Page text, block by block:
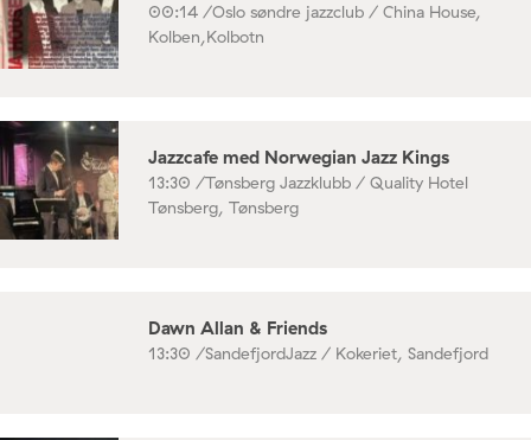
00:14 /Oslo søndre jazzclub / China House,
Kolben,Kolbotn
Jazzcafe med Norwegian Jazz Kings
13:30 /Tønsberg Jazzklubb / Quality Hotel
Tønsberg, Tønsberg
Dawn Allan & Friends
13:30 /SandefjordJazz / Kokeriet, Sandefjord